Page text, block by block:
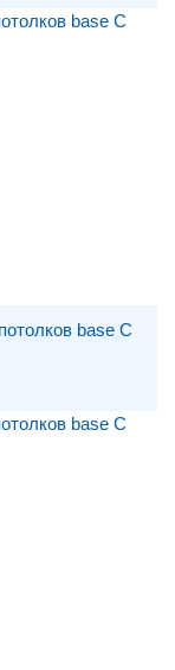
base С